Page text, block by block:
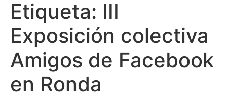
Etiqueta: III
Exposición colectiva
Amigos de Facebook
en Ronda